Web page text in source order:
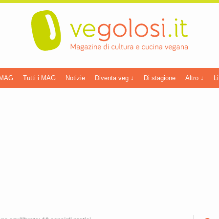
Tutti i MAG Notizie Diventa veg ↓ Di stagione Altro ↓